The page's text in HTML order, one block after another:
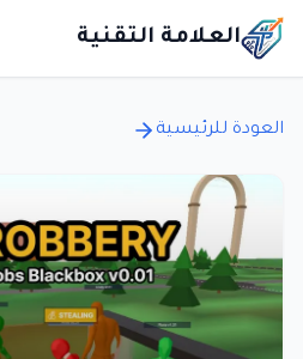
العلامة التقنية
العودة للرئيسية